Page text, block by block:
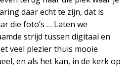
daar echt te zijn, dat is
die foto’s … Laten we
strijd tussen digitaal en
veel plezier thuis mooie
en als het kan, in de kerk op